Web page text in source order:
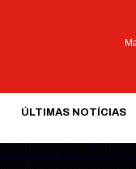
ÚLTIMAS NOTÍCIAS